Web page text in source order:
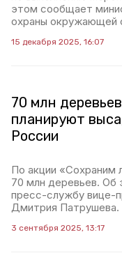
этом сообщает
охраны окружающей
15 декабря 2025, 16:07
70 млн деревьев
планируют
России
По акции «Сохраним
70 млн деревьев.
пресс-службу вице-
Дмитрия Патрушева.
3 сентября 2025, 13:17